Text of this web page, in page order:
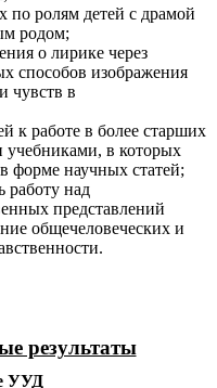
по ролям детей с драмой
родом;
о лирике через
способов изображения
чувств в
к работе в более старших
учебниками, в которых
форме научных статей;
работу над
представлений
общечеловеческих и
результаты
УУД